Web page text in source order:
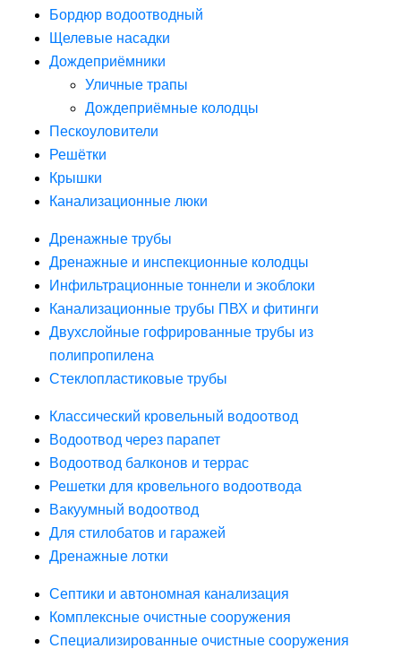
Бордюр водоотводный
Щелевые насадки
Дождеприёмники
Уличные трапы
Дождеприёмные колодцы
Пескоуловители
Решётки
Крышки
Канализационные люки
Дренажные трубы
Дренажные и инспекционные колодцы
Инфильтрационные тоннели и экоблоки
Канализационные трубы ПВХ и фитинги
Двухслойные гофрированные трубы из
полипропилена
Стеклопластиковые трубы
Классический кровельный водоотвод
Водоотвод через парапет
Водоотвод балконов и террас
Решетки для кровельного водоотвода
Вакуумный водоотвод
Для стилобатов и гаражей
Дренажные лотки
Септики и автономная канализация
Комплексные очистные сооружения
Специализированные очистные сооружения